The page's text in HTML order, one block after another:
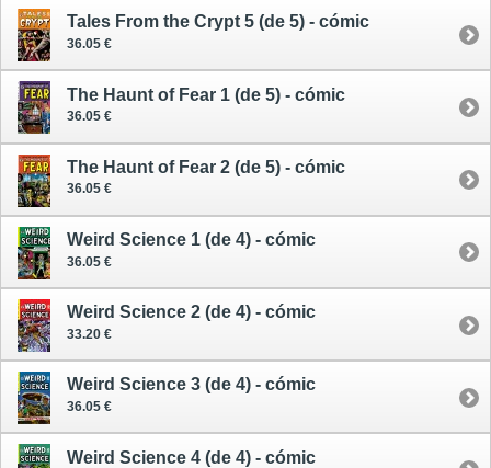
Tales From the Crypt 5 (de 5) - cómic
36.05 €
The Haunt of Fear 1 (de 5) - cómic
36.05 €
The Haunt of Fear 2 (de 5) - cómic
36.05 €
Weird Science 1 (de 4) - cómic
36.05 €
Weird Science 2 (de 4) - cómic
33.20 €
Weird Science 3 (de 4) - cómic
36.05 €
Weird Science 4 (de 4) - cómic